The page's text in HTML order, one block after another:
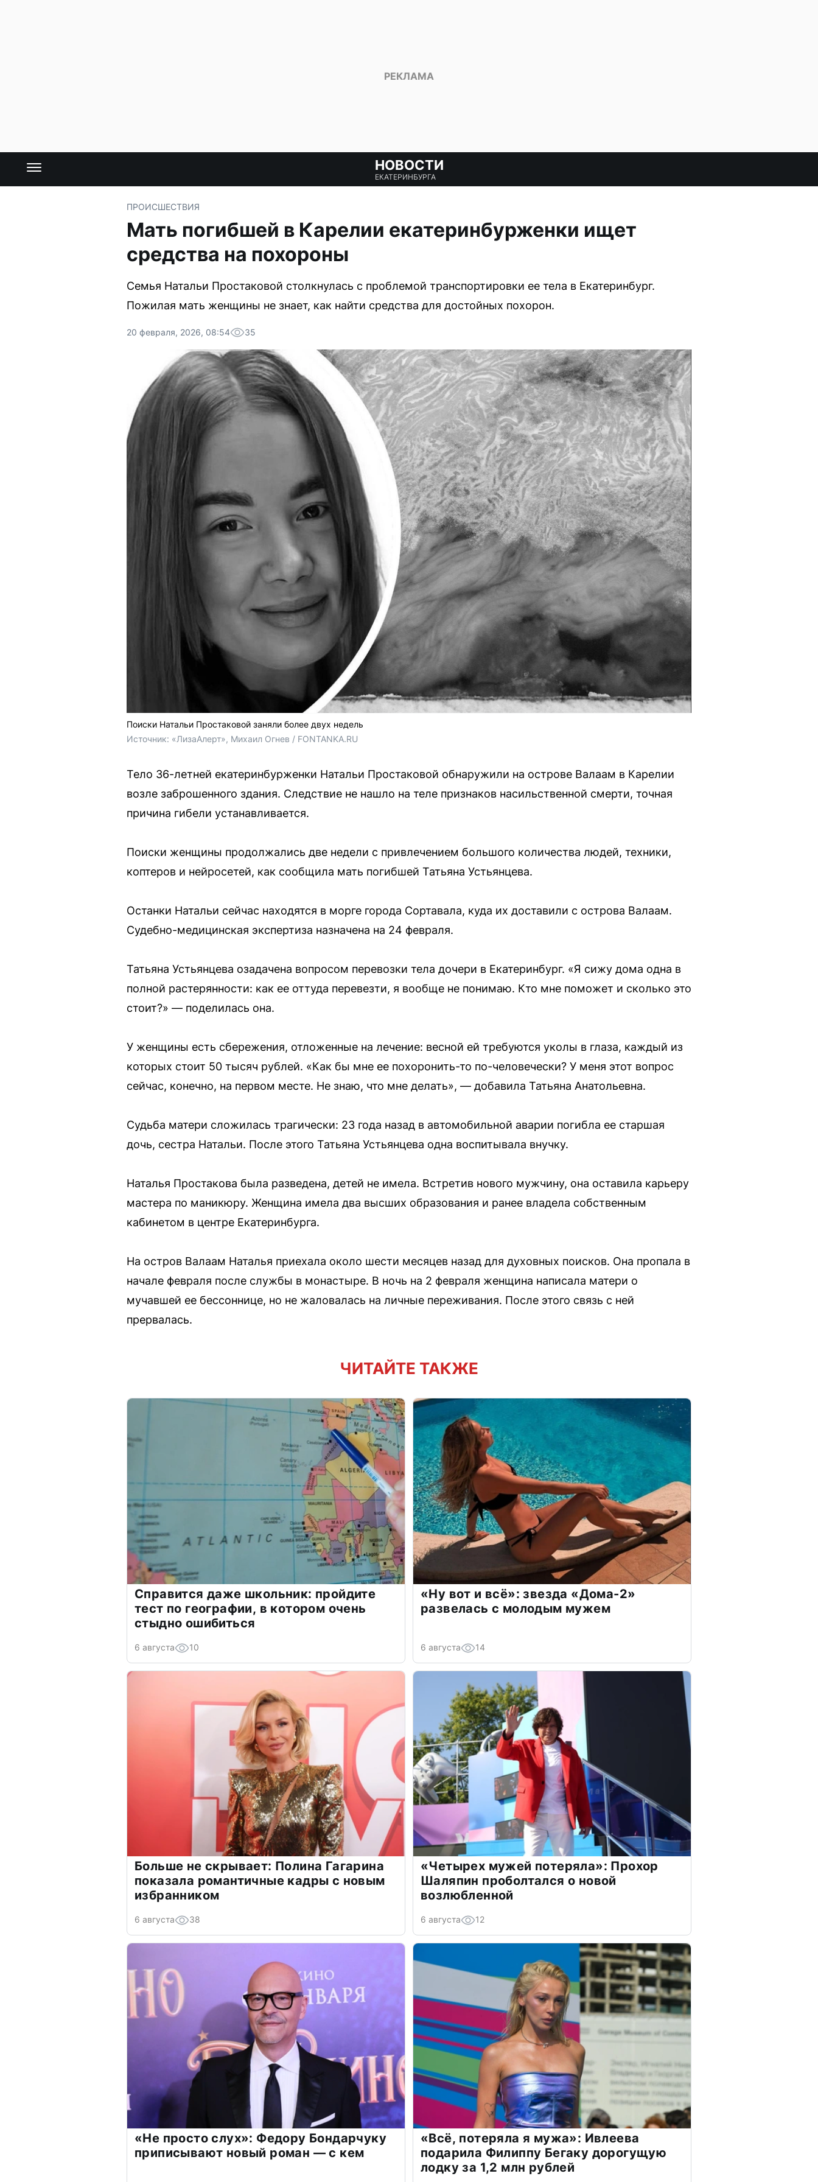
НОВОСТИ
ЕКАТЕРИНБУРГА
ПРОИСШЕСТВИЯ
Мать погибшей в Карелии екатеринбурженки ищет
средства на похороны
Семья Натальи Простаковой столкнулась с проблемой транспортировки ее тела в Екатеринбург.
Пожилая мать женщины не знает, как найти средства для достойных похорон.
20 февраля, 2026, 08:54 35
Поиски Натальи Простаковой заняли более двух недель
Источник: «ЛизаАлерт», Михаил Огнев / FONTANKA.RU
Тело 36-летней екатеринбурженки Натальи Простаковой обнаружили на острове Валаам в Карелии
возле заброшенного здания. Следствие не нашло на теле признаков насильственной смерти, точная
причина гибели устанавливается.
Поиски женщины продолжались две недели с привлечением большого количества людей, техники,
коптеров и нейросетей, как сообщила мать погибшей Татьяна Устьянцева.
Останки Натальи сейчас находятся в морге города Сортавала, куда их доставили с острова Валаам.
Судебно-медицинская экспертиза назначена на 24 февраля.
Татьяна Устьянцева озадачена вопросом перевозки тела дочери в Екатеринбург. «Я сижу дома одна в
полной растерянности: как ее оттуда перевезти, я вообще не понимаю. Кто мне поможет и сколько это
стоит?» — поделилась она.
У женщины есть сбережения, отложенные на лечение: весной ей требуются уколы в глаза, каждый из
которых стоит 50 тысяч рублей. «Как бы мне ее похоронить-то по-человечески? У меня этот вопрос
сейчас, конечно, на первом месте. Не знаю, что мне делать», — добавила Татьяна Анатольевна.
Судьба матери сложилась трагически: 23 года назад в автомобильной аварии погибла ее старшая
дочь, сестра Натальи. После этого Татьяна Устьянцева одна воспитывала внучку.
Наталья Простакова была разведена, детей не имела. Встретив нового мужчину, она оставила карьеру
мастера по маникюру. Женщина имела два высших образования и ранее владела собственным
кабинетом в центре Екатеринбурга.
На остров Валаам Наталья приехала около шести месяцев назад для духовных поисков. Она пропала в
начале февраля после службы в монастыре. В ночь на 2 февраля женщина написала матери о
мучавшей ее бессоннице, но не жаловалась на личные переживания. После этого связь с ней
прервалась.
ЧИТАЙТЕ ТАКЖЕ
Справится даже школьник: пройдите
тест по географии, в котором очень
стыдно ошибиться
6 августа 10
«Ну вот и всё»: звезда «Дома-2»
развелась с молодым мужем
6 августа 14
Больше не скрывает: Полина Гагарина
показала романтичные кадры с новым
избранником
6 августа 38
«Четырех мужей потеряла»: Прохор
Шаляпин проболтался о новой
возлюбленной
6 августа 12
«Не просто слух»: Федору Бондарчуку
приписывают новый роман — с кем
«Всё, потеряла я мужа»: Ивлеева
подарила Филиппу Бегаку дорогущую
лодку за 1,2 млн рублей